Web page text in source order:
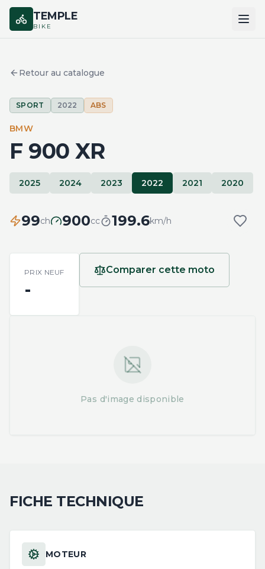
TEMPLE
BIKE
MARQUES
COMPARER
Retour au catalogue
SPORT 2022 ABS
BMW
F 900 XR
2025 2024 2023 2022 2021 2020
99ch 900cc 199.6km/h
PRIX NEUF
-
Comparer cette moto
Pas d'image disponible
FICHE TECHNIQUE
MOTEUR